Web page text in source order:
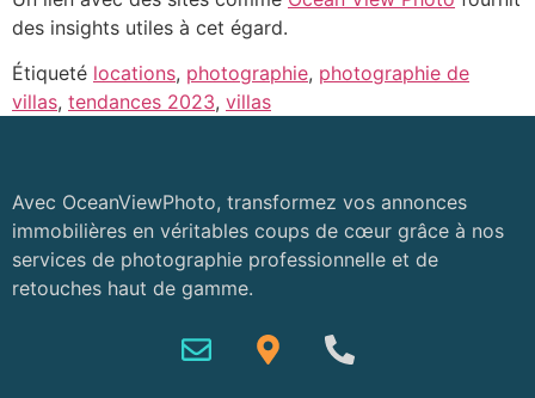
des insights utiles à cet égard.
Étiqueté locations, photographie, photographie de
villas, tendances 2023, villas
Avec OceanViewPhoto, transformez vos annonces
immobilières en véritables coups de cœur grâce à nos
services de photographie professionnelle et de
retouches haut de gamme.